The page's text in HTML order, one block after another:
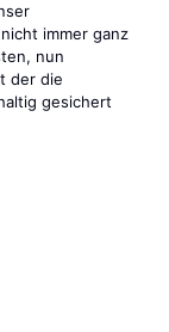
immer ganz
nun
der die
gesichert